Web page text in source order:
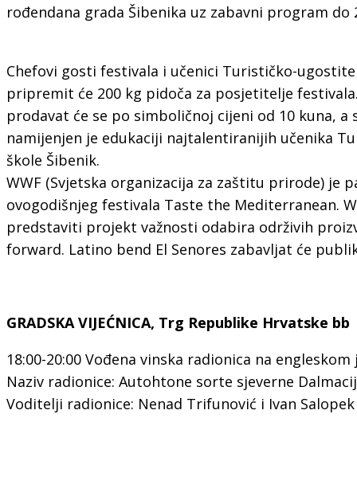
rođendana grada Šibenika uz zabavni program do
Chefovi gosti festivala i učenici Turističko-
pripremit će 200 kg pidoča za posjetitelje
prodavat će se po simboličnoj cijeni od 10 kuna, a
namijenjen je edukaciji najtalentiranijih učenika
škole Šibenik.
WWF (Svjetska organizacija za zaštitu prirode) je
ovogodišnjeg festivala Taste the Mediterranean.
predstaviti projekt važnosti odabira održivih
forward. Latino bend El Senores zabavljat će
GRADSKA VIJEĆNICA, Trg Republike Hrvatske bb
18:00-20:00 Vođena vinska radionica na engleskom
Naziv radionice: Autohtone sorte sjeverne
Voditelji radionice: Nenad Trifunović i Ivan